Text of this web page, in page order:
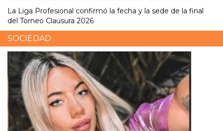
La Liga Profesional confirmó la fecha y la sede de la final
del Torneo Clausura 2026
SOCIEDAD